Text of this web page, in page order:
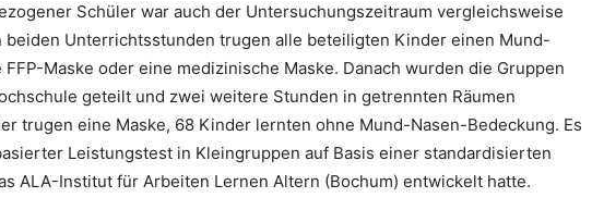
Schüler war auch der Untersuchungszeitraum vergleichsweise
beiden Unterrichtsstunden trugen alle beteiligten Kinder einen Mund-
Maske oder eine medizinische Maske. Danach wurden die Gruppen
geteilt und zwei weitere Stunden in getrennten Räumen
trugen eine Maske, 68 Kinder lernten ohne Mund-Nasen-Bedeckung. Es
Leistungstest in Kleingruppen auf Basis einer standardisierten
ALA-Institut für Arbeiten Lernen Altern (Bochum) entwickelt hatte.